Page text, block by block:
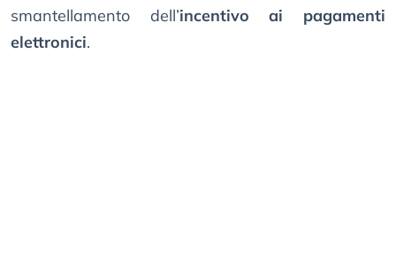
smantellamento dell’incentivo ai pagamenti
elettronici.